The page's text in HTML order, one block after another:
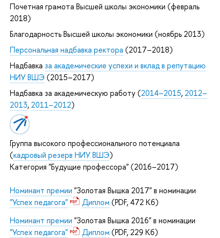
Почетная грамота Высшей школы экономики (февраль
2018)
Благодарность Высшей школы экономики (ноябрь 2013)
Персональная надбавка ректора (2017–2018)
Надбавка за академические успехи и вклад в репутацию
НИУ ВШЭ (2015–2017)
Надбавка за академическую работу (2014–2015, 2012–
2013, 2011–2012)
Группа высокого профессионального потенциала
(кадровый резерв НИУ ВШЭ)
Категория "Будущие профессора" (2016–2017)
Номинант премии "Золотая Вышка 2017" в номинации
"Успех педагога"
Диплом(PDF, 472 Кб)
Номинант премии "Золотая Вышка 2016" в номинации
"Успех педагога"
Диплом(PDF, 229 Кб)